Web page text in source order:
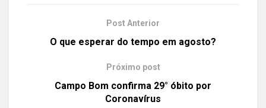
Post Anterior
O que esperar do tempo em agosto?
Próximo post
Campo Bom confirma 29° óbito por
Coronavírus